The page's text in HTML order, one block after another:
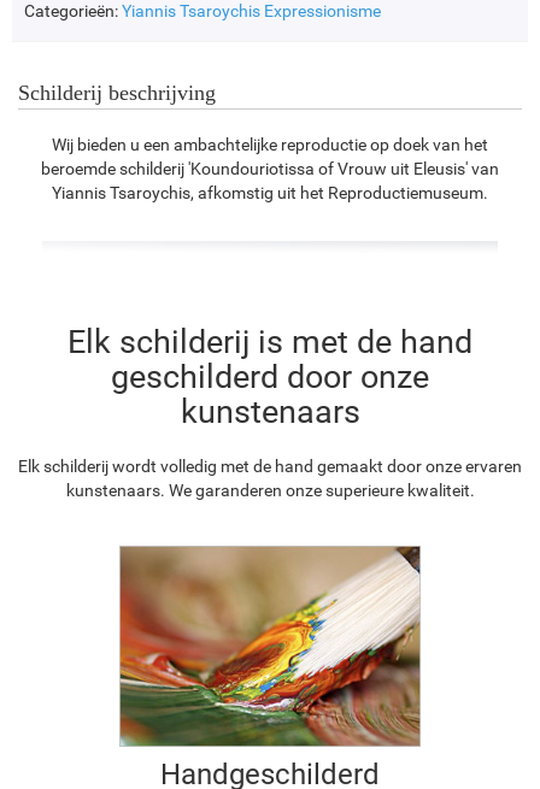
Categorieën:Yiannis Tsaroychis Expressionisme
Schilderij beschrijving
Wij bieden u een ambachtelijke reproductie op doek van het
beroemde schilderij 'Koundouriotissa of Vrouw uit Eleusis' van
Yiannis Tsaroychis, afkomstig uit het Reproductiemuseum.
Elk schilderij is met de hand
geschilderd door onze
kunstenaars
Elk schilderij wordt volledig met de hand gemaakt door onze ervaren
kunstenaars. We garanderen onze superieure kwaliteit.
Handgeschilderd